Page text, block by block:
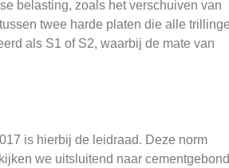
belasting, zoals het verschuiven van
twee harde platen die alle
als S1 of S2, waarbij de mate van
is hierbij de leidraad. Deze norm
we uitsluitend naar